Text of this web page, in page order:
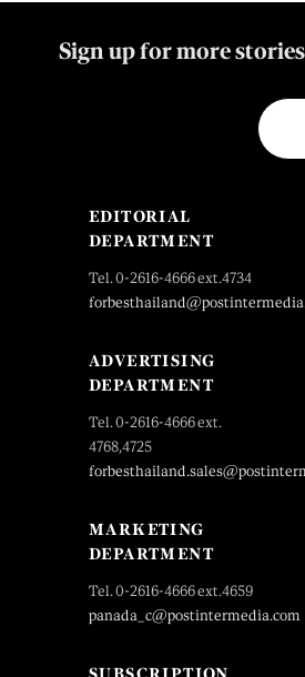
Sign up for more
EDITORIAL
DEPARTMENT
Tel. 0-2616-4666 ext.4734
ADVERTISING
DEPARTMENT
Tel. 0-2616-4666 ext.
4768,4725
MARKETING
DEPARTMENT
Tel. 0-2616-4666 ext.4659
panada_c@postintermedia.com
SUBSCRIPTION